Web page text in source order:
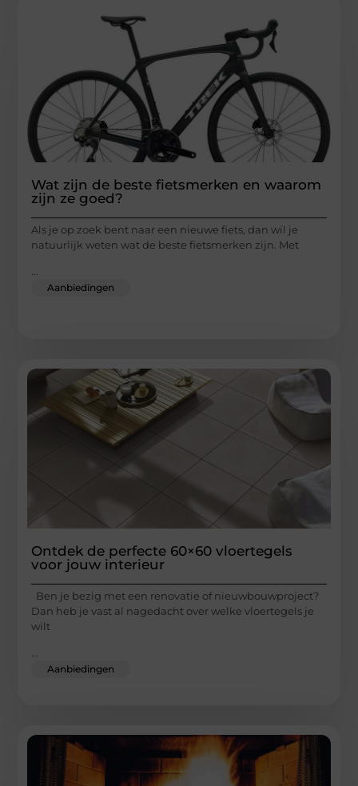
Wat zijn de beste fietsmerken en waarom
zijn ze goed?
Als je op zoek bent naar een nieuwe fiets, dan wil je
natuurlijk weten wat de beste fietsmerken zijn. Met
Aanbiedingen
Ontdek de perfecte 60×60 vloertegels
voor jouw interieur
Ben je bezig met een renovatie of nieuwbouwproject?
Dan heb je vast al nagedacht over welke vloertegels je
wilt
...
Aanbiedingen